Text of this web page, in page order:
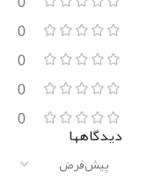
0
0
0
0
دیدگاهها